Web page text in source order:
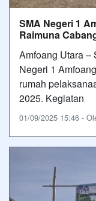
SMA Negeri 1
Raimuna
Amfoang Utara –
Negeri 1
rumah
2025. Kegiatan
01/09/2025 15:46 -